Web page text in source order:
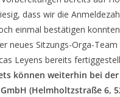
dass wir die
einmal bestätigen
neues Sitzungs-Orga-
Leyens bereits
können weiterhin bei
(Helmholtzstraße 6,